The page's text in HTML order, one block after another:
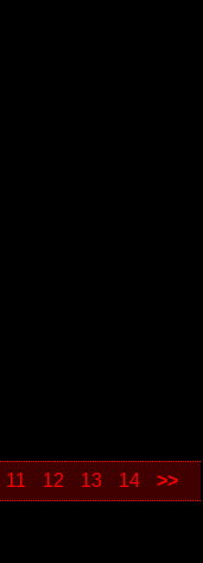
11 12 13 14 >>